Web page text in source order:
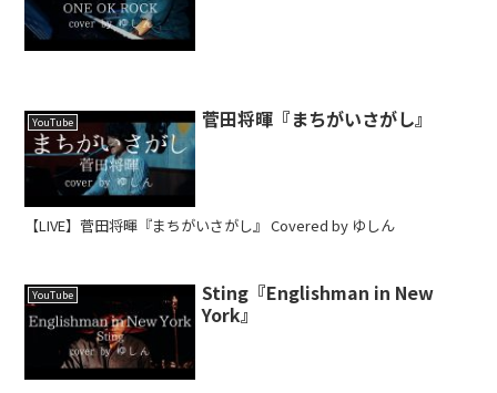
YouTube 菅田将暉『まちがいさがし』
【LIVE】菅田将暉『まちがいさがし』 Covered by ゆしん
YouTube
Sting『Englishman in New
York』